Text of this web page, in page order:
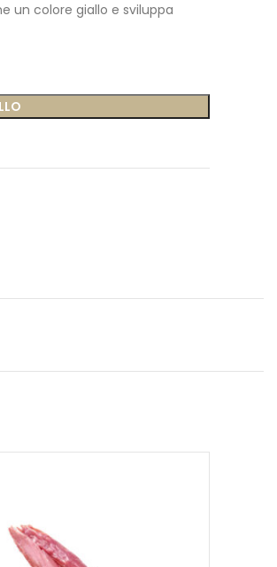
un colore giallo e sviluppa